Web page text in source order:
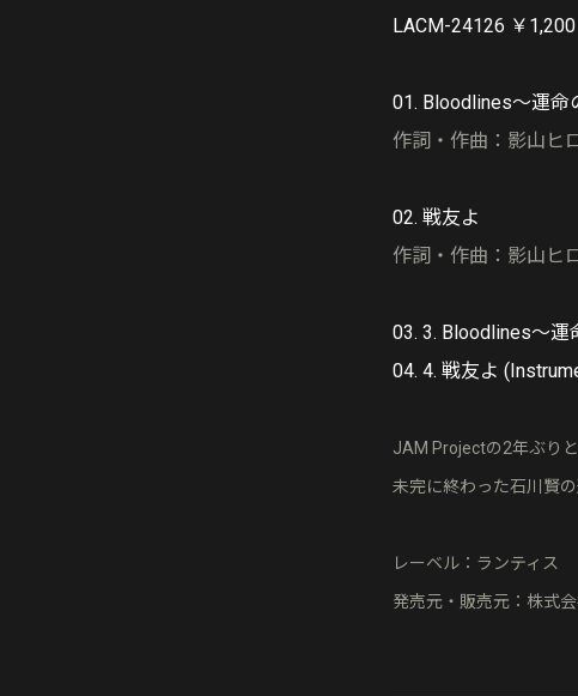
LACM-24126 ￥1,200
01. Bloodlines〜運命
作詞・作曲：影山
02. 戦友よ
作詞・作曲：影山
03. 3. Bloodlines〜運
04. 4. 戦友よ
JAM Projectの2年ぶり
未完に終わった石川賢
レーベル：ランティス
発売元・販売元：株式